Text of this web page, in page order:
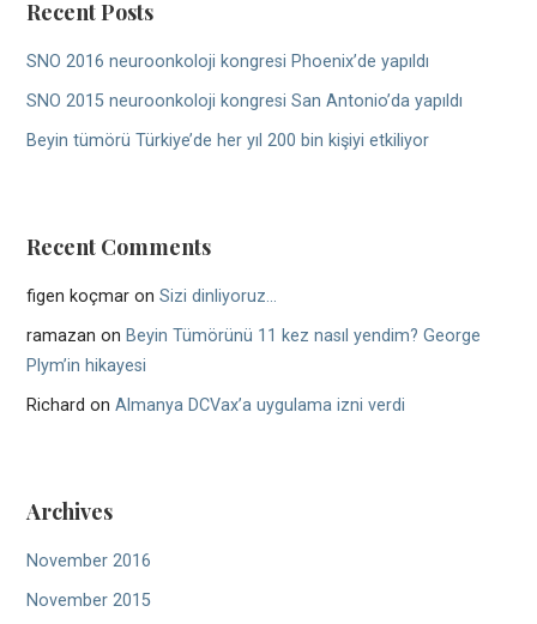
Recent Posts
SNO 2016 neuroonkoloji kongresi Phoenix’de yapıldı
SNO 2015 neuroonkoloji kongresi San Antonio’da yapıldı
Beyin tümörü Türkiye’de her yıl 200 bin kişiyi etkiliyor
Recent Comments
figen koçmar onSizi dinliyoruz…
ramazan on Beyin Tümörünü 11 kez nasıl yendim? George
Plym’in hikayesi
Richard onAlmanya DCVax’a uygulama izni verdi
Archives
November 2016
November 2015